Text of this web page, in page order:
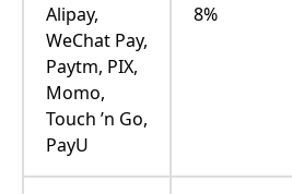
Alipay,
WeChat Pay,
Paytm, PIX,
Momo,
Touch ’n Go,
PayU
8%